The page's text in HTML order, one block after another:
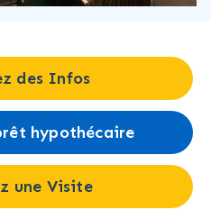
des Infos
hypothécaire
une Visite